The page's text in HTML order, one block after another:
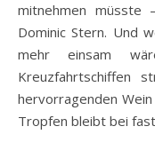
mitnehmen
Dominic Stern. Und
mehr einsam
Kreuzfahrtschiffen
hervorragenden
Tropfen bleibt bei